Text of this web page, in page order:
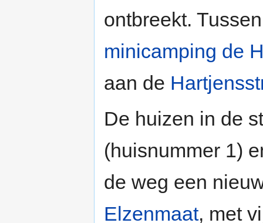
ontbreekt.
minicamping de
aan de
De huizen in de
(huisnummer 1)
de weg een
Elzenmaat, met